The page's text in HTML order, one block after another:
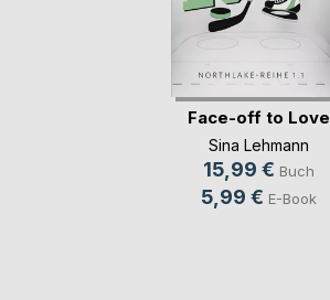
Face-off to Love
Sina Lehmann
15,99 € Buch
5,99 € E-Book